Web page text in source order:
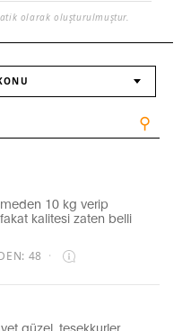
olarak oluşturulmuştur.
⚲
10 kg verip
kalitesi zaten belli
48 ·
güzel. tesekkurler